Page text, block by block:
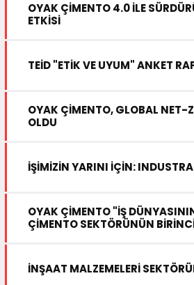
OYAK ÇİMENTO 4.0 İLE
ETKİSİ
TEİD "ETİK VE UYUM" ANKET
OYAK ÇİMENTO, GLOBAL NET-
OLDU
İŞİMİZİN YARINI İÇİN:
OYAK ÇİMENTO "İŞ
ÇİMENTO SEKTÖRÜNÜN
İNŞAAT MALZEMELERİ